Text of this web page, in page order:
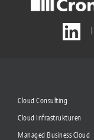
Cloud Consulting
Cloud Infrastrukturen
Managed Business Cloud